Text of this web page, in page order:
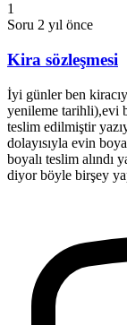
1
Soru 2 yıl önce
Kira sözleşmesi
İyi günler ben
yenileme tarihli),evi
teslim edilmiştir
dolayısıyla evin
boyalı teslim alındı
diyor böyle birşey